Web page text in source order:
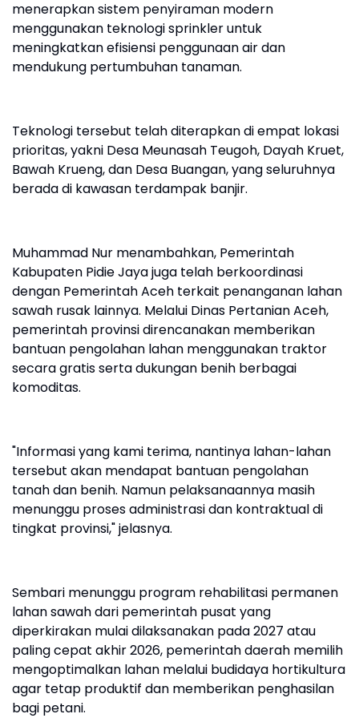
menerapkan sistem penyiraman modern
menggunakan teknologi sprinkler untuk
meningkatkan efisiensi penggunaan air dan
mendukung pertumbuhan tanaman.
Teknologi tersebut telah diterapkan di empat lokasi
prioritas, yakni Desa Meunasah Teugoh, Dayah Kruet,
Bawah Krueng, dan Desa Buangan, yang seluruhnya
berada di kawasan terdampak banjir.
Muhammad Nur menambahkan, Pemerintah
Kabupaten Pidie Jaya juga telah berkoordinasi
dengan Pemerintah Aceh terkait penanganan lahan
sawah rusak lainnya. Melalui Dinas Pertanian Aceh,
pemerintah provinsi direncanakan memberikan
bantuan pengolahan lahan menggunakan traktor
secara gratis serta dukungan benih berbagai
komoditas.
"Informasi yang kami terima, nantinya lahan-lahan
tersebut akan mendapat bantuan pengolahan
tanah dan benih. Namun pelaksanaannya masih
menunggu proses administrasi dan kontraktual di
tingkat provinsi," jelasnya.
Sembari menunggu program rehabilitasi permanen
lahan sawah dari pemerintah pusat yang
diperkirakan mulai dilaksanakan pada 2027 atau
paling cepat akhir 2026, pemerintah daerah memilih
mengoptimalkan lahan melalui budidaya hortikultura
agar tetap produktif dan memberikan penghasilan
bagi petani.